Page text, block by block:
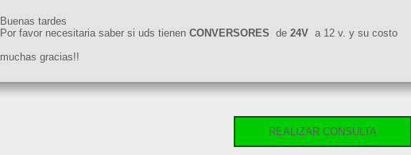
Buenas tardes
Por favor necesitaria saber si uds tienen CONVERSORES de 24Va 12 v. y su costo
muchas gracias!!
REALIZAR CONSULTA